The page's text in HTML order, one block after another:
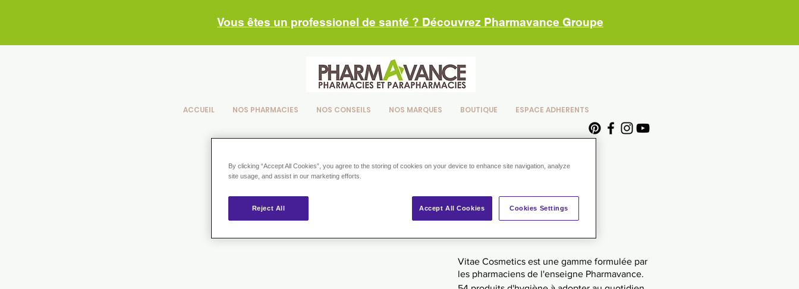
Vous êtes un professionel de santé ? Découvrez Pharmavance Groupe
ACCUEIL NOS PHARMACIES NOS CONSEILS NOS MARQUES BOUTIQUE ESPACE ADHERENTS
Vitae Cosmetics est une gamme formulée par
les pharmaciens de l'enseigne Pharmavance.
By clicking “Accept All Cookies”, you agree to the storing of cookies on your device to enhance site navigation, analyze
site usage, and assist in our marketing efforts.
Reject All Accept All Cookies Cookies Settings